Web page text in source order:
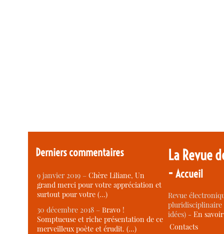
Derniers commentaires
9 janvier 2019 –Chère Liliane, Un
grand merci pour votre appréciation et
surtout pour votre (…)
30 décembre 2018 –Bravo !
Somptueuse et riche présentation de ce
merveilleux poète et érudit. (…)
La Revue
-Accueil
Revue
idées) -En
Contacts